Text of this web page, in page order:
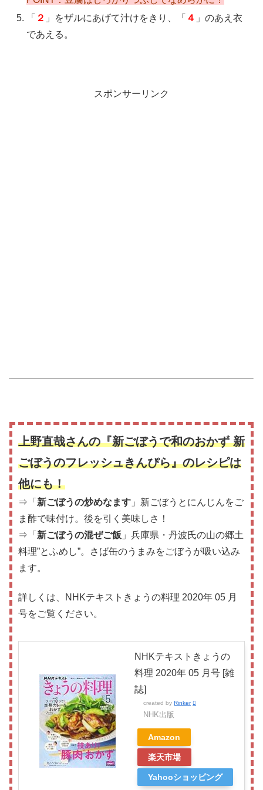
「 ２ 」をザルにあげて汁けをきり、「 ４ 」のあえ衣
であえる。
スポンサーリンク
上野直哉さんの『新ごぼうで和のおかず 新
ごぼうのフレッシュきんぴら』のレシピは
他にも！
⇒「 新ごぼうの炒めなます 」新ごぼうとにんじんをご
ま酢で味付け。後を引く美味しさ！
⇒「 新ごぼうの混ぜご飯 」兵庫県・丹波氏の山の郷土
料理”とふめし”。さば缶のうまみをごぼうが吸い込み
ます。
詳しくは、NHKテキストきょうの料理 2020年 05 月
号をご覧ください。
NHKテキストきょうの
料理 2020年 05 月号 [雑
誌]
created by Rinker
NHK出版
Amazon
楽天市場
Yahooショッピング